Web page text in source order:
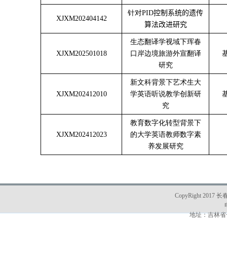
XJXM202404142
针对PID控制系统的遗传
算法改进研究
XJXM202501018
生态翻译学视域下珲春
口岸边境旅游外宣翻译
研究
XJXM202412010
新文科背景下艺术生大
学英语听说教学创新研
究
XJXM202412023
教育数字化转型背景下
的大学英语教师数字素
养发展研究
CopyRight 2017 长
地址：吉林省